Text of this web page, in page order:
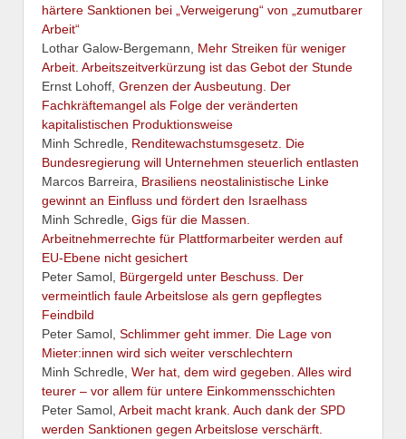
härtere Sanktionen bei „Verweigerung“ von „zumutbarer
Arbeit“
Lothar Galow-Bergemann, Mehr Streiken für weniger
Arbeit. Arbeitszeitverkürzung ist das Gebot der Stunde
Ernst Lohoff, Grenzen der Ausbeutung. Der
Fachkräftemangel als Folge der veränderten
kapitalistischen Produktionsweise
Minh Schredle, Renditewachstumsgesetz. Die
Bundesregierung will Unternehmen steuerlich entlasten
Marcos Barreira, Brasiliens neostalinistische Linke
gewinnt an Einfluss und fördert den Israelhass
Minh Schredle, Gigs für die Massen.
Arbeitnehmerrechte für Plattformarbeiter werden auf
EU-Ebene nicht gesichert
Peter Samol, Bürgergeld unter Beschuss. Der
vermeintlich faule Arbeitslose als gern gepflegtes
Feindbild
Peter Samol, Schlimmer geht immer. Die Lage von
Mieter:innen wird sich weiter verschlechtern
Minh Schredle, Wer hat, dem wird gegeben. Alles wird
teurer – vor allem für untere Einkommensschichten
Peter Samol, Arbeit macht krank. Auch dank der SPD
werden Sanktionen gegen Arbeitslose verschärft.